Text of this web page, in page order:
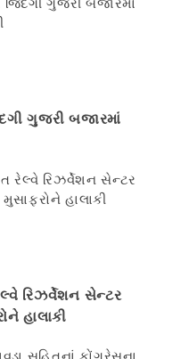
ગુજરી બજારમાં
રિઝર્વેશન સેન્ટર
હાલાકી